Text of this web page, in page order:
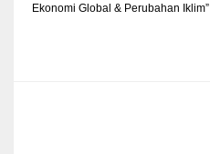
Ekonomi Global & Perubahan Iklim”